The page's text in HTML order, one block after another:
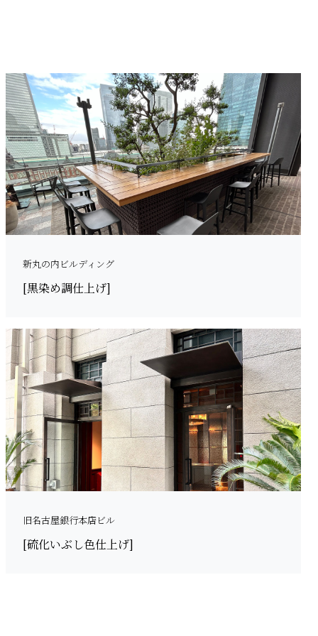
新丸の内ビルディング
[黒染め調仕上げ]
旧名古屋銀行本店ビル
[硫化いぶし色仕上げ]